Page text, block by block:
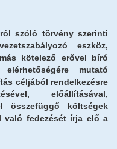
szóló törvény szerinti
eszköz,
kötelező erővel bíró
mutató
céljából rendelkezésre
előállításával,
összefüggő költségek
való fedezését írja elő a